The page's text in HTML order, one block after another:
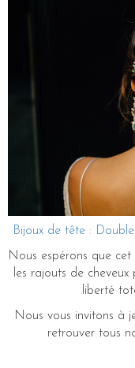
Bijoux de tête :
Nous espérons que
les rajouts de
liberté
Nous vous invitons à
retrouver tous